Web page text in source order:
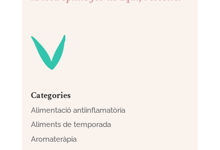
Categories
Alimentació antiinflamatòria
Aliments de temporada
Aromateràpia